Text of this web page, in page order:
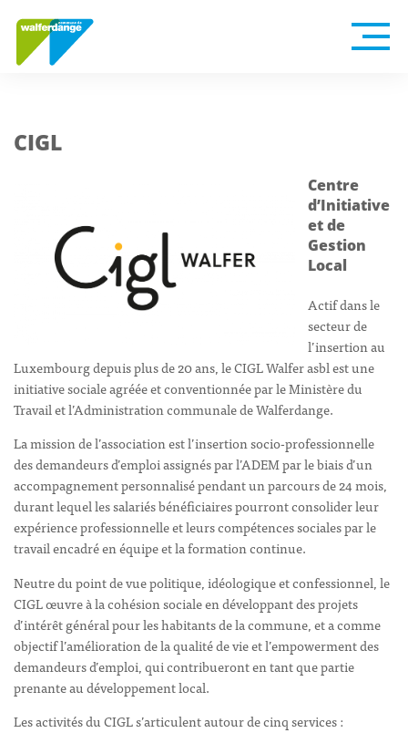
CIGL
Centre
d’Initiative
et de
Gestion
Local
Actif dans le
secteur de
l’insertion au
Luxembourg depuis plus de 20 ans, le CIGL Walfer asbl est une
initiative sociale agréée et conventionnée par le Ministère du
Travail et l’Administration communale de Walferdange.
La mission de l’association est l’insertion socio-professionnelle
des demandeurs d’emploi assignés par l’ADEM par le biais d’un
accompagnement personnalisé pendant un parcours de 24 mois,
durant lequel les salariés bénéficiaires pourront consolider leur
expérience professionnelle et leurs compétences sociales par le
travail encadré en équipe et la formation continue.
Neutre du point de vue politique, idéologique et confessionnel, le
CIGL œuvre à la cohésion sociale en développant des projets
d’intérêt général pour les habitants de la commune, et a comme
objectif l’amélioration de la qualité de vie et l’empowerment des
demandeurs d’emploi, qui contribueront en tant que partie
prenante au développement local.
Les activités du CIGL s’articulent autour de cinq services :